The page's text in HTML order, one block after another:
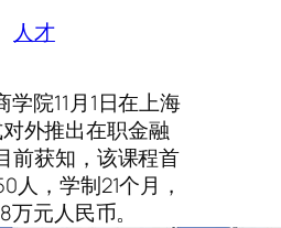
人才
学院11月1日在上海
外推出在职金融
前获知，该课程首
人，学制21个月，
万元人民币。